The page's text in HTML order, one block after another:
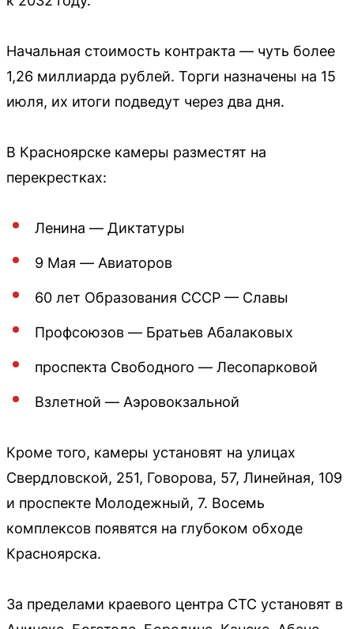
Начальная стоимость контракта — чуть более
1,26 миллиарда рублей. Торги назначены на 15
июля, их итоги подведут через два дня.
В Красноярске камеры разместят на
перекрестках:
Ленина — Диктатуры
9 Мая — Авиаторов
60 лет Образования СССР — Славы
Профсоюзов — Братьев Абалаковых
проспекта Свободного — Лесопарковой
Взлетной — Аэровокзальной
Кроме того, камеры установят на улицах
Свердловской, 251, Говорова, 57, Линейная, 109
и проспекте Молодежный, 7. Восемь
комплексов появятся на глубоком обходе
Красноярска.
За пределами краевого центра СТС установят в